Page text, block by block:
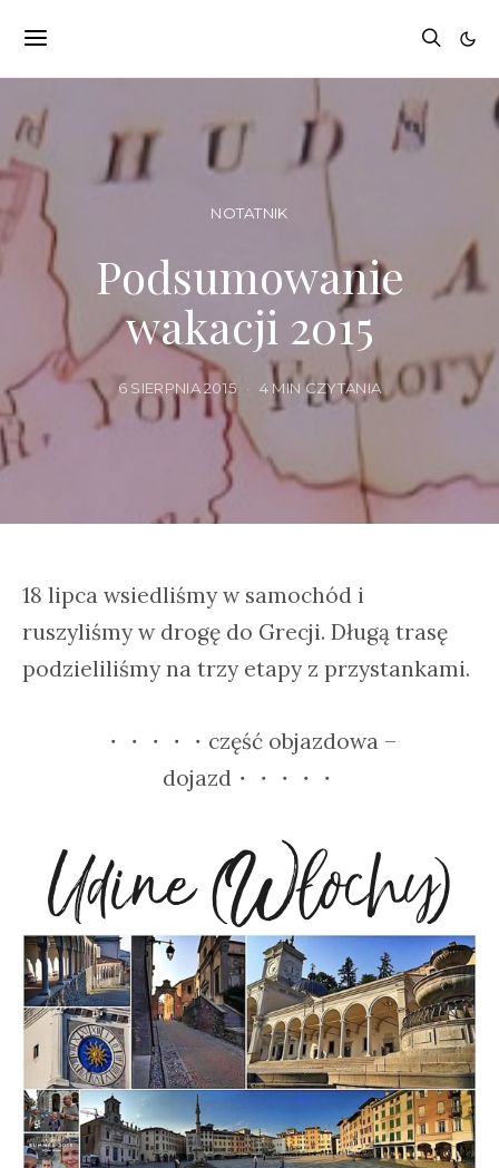
NOTATNIK
Podsumowanie
wakacji 2015
6 SIERPNIA 2015 4 MIN CZYTANIA
18 lipca wsiedliśmy w samochód i
ruszyliśmy w drogę do Grecji. Długą trasę
podzieliliśmy na trzy etapy z przystankami.
・・・・・część objazdowa –
dojazd・・・・・
Udine (Włochy)